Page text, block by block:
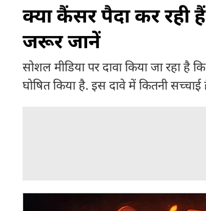
क्या कैंसर पैदा कर रही
जरूर जानें
सोशल मीडिया पर दावा किया जा रहा है
घोषित किया है. इस दावे में कितनी